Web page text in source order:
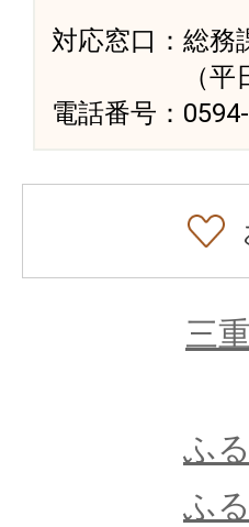
対応窓口：総務
（
電話番号：
三
ふ
ふ